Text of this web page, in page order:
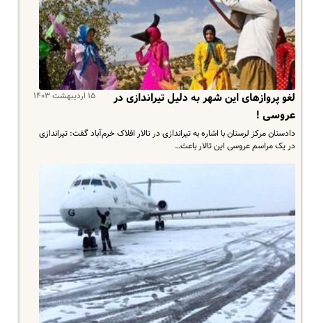
۱۵ اردیبهشت ۱۴۰۳
لغو پروازهای این شهر به دلیل تیراندازی در
عروسی !
دادستان ‌مرکز لرستان با اشاره به تیراندازی در تالار افلاک خرم‌آباد گفت: تیراندازی‌
در یک مراسم عروسی‌‌ این تالار باعث…